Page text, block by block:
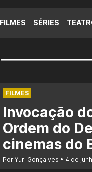
FILMES SÉRIES
FILMES
Invocação
Ordem do
cinemas do
Por Yuri Gonçalves 4 de